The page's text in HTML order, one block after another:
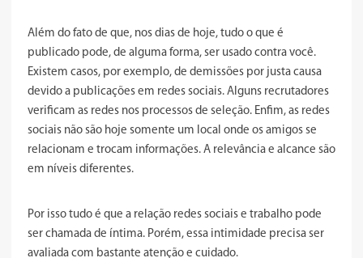
Além do fato de que, nos dias de hoje, tudo o que é
publicado pode, de alguma forma, ser usado contra você.
Existem casos, por exemplo, de demissões por justa causa
devido a publicações em redes sociais. Alguns recrutadores
verificam as redes nos processos de seleção. Enfim, as redes
sociais não são hoje somente um local onde os amigos se
relacionam e trocam informações. A relevância e alcance são
em níveis diferentes.
Por isso tudo é que a relação redes sociais e trabalho pode
ser chamada de íntima. Porém, essa intimidade precisa ser
avaliada com bastante atenção e cuidado.